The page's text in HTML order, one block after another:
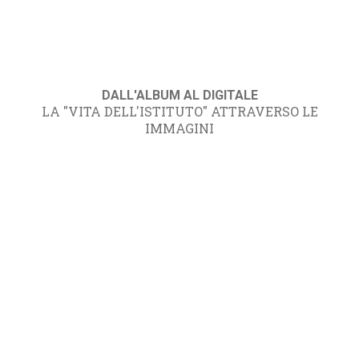
DALL'ALBUM AL DIGITALE
LA "VITA DELL'ISTITUTO" ATTRAVERSO LE
IMMAGINI